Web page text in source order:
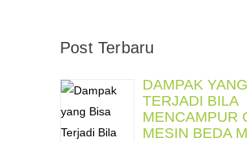
Post Terbaru
DAMPAK
TERJADI BILA
MENCAMPUR
MESIN BEDA